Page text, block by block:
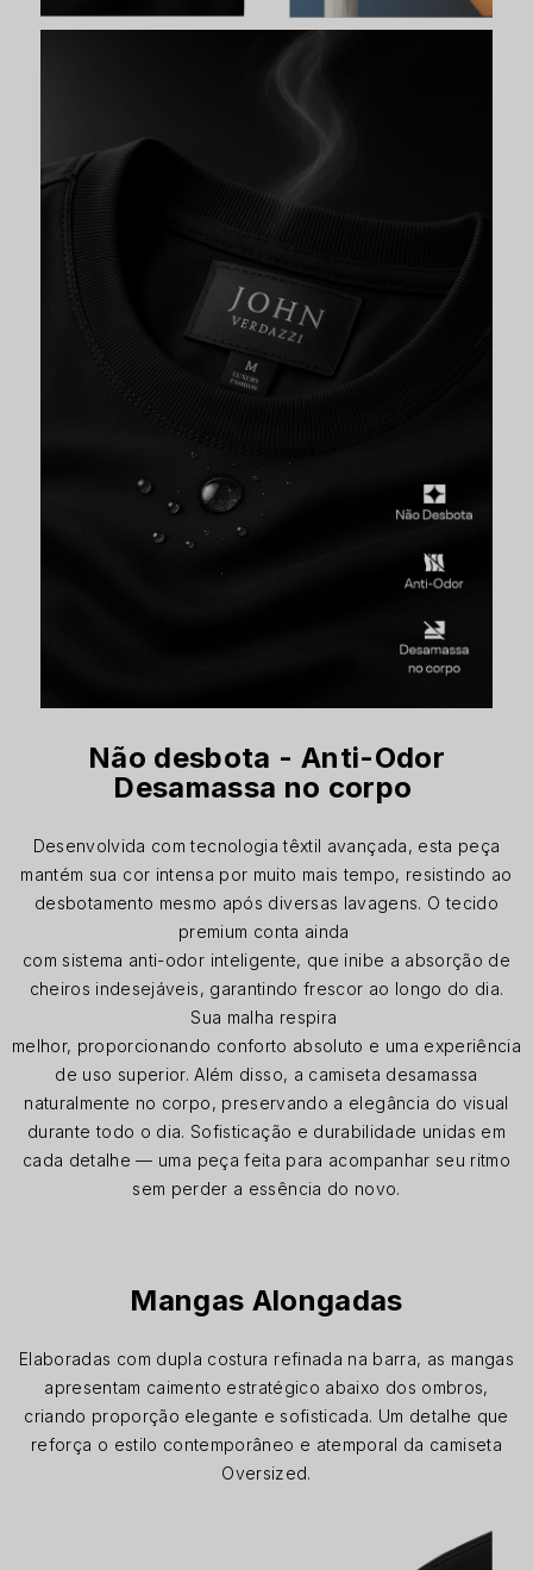
Não desbota - Anti-Odor
Desamassa no corpo
Desenvolvida com tecnologia têxtil avançada, esta peça
mantém sua cor intensa por muito mais tempo, resistindo ao
desbotamento mesmo após diversas lavagens. O tecido
premium conta ainda
com sistema anti-odor inteligente, que inibe a absorção de
cheiros indesejáveis, garantindo frescor ao longo do dia.
Sua malha respira
melhor, proporcionando conforto absoluto e uma experiência
de uso superior. Além disso, a camiseta desamassa
naturalmente no corpo, preservando a elegância do visual
durante todo o dia. Sofisticação e durabilidade unidas em
cada detalhe — uma peça feita para acompanhar seu ritmo
sem perder a essência do novo.
Mangas Alongadas
Elaboradas com dupla costura refinada na barra, as mangas
apresentam caimento estratégico abaixo dos ombros,
criando proporção elegante e sofisticada. Um detalhe que
reforça o estilo contemporâneo e atemporal da camiseta
Oversized.